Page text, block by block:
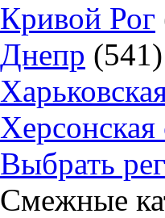
Кривой Рог
Днепр (541)
Херсонская
Выбрать
Смежные